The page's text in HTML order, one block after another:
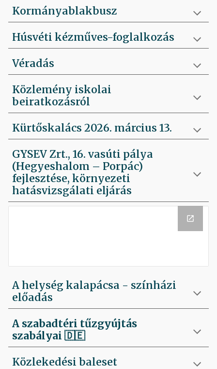
Kormányablakbusz
Húsvéti kézműves-foglalkozás
Véradás
Közlemény iskolai
beiratkozásról
Kürtőskalács 2026. március 13.
GYSEV Zrt., 16. vasúti pálya
(Hegyeshalom – Porpác)
fejlesztése, környezeti
hatásvizsgálati eljárás
A helység kalapácsa - színházi
előadás
A szabadtéri tűzgyújtás
szabályai🇩🇪
Közlekedési baleset